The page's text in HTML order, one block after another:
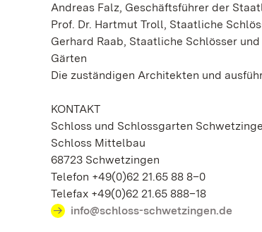
Andreas Falz, Geschäftsführer der
Prof. Dr. Hartmut Troll, Staatliche
Gerhard Raab, Staatliche Schlösser
Gärten
Die zuständigen Architekten und
KONTAKT
Schloss und Schlossgarten
Schloss Mittelbau
68723 Schwetzingen
Telefon +49(0)62 21.65 88 8–0
Telefax +49(0)62 21.65 888–18
info@schloss-schwetzingen.de